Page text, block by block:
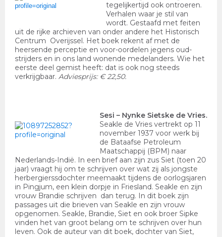
tegelijkertijd ook ontroeren.
Verhalen waar je stil van
wordt. Gestaafd met feiten
uit de rijke archieven van onder andere het Historisch
Centrum Overijssel. Het boek rekent af met de
heersende perceptie en voor-oordelen jegens oud-
strijders en in ons land wonende medelanders. Wie het
eerste deel gemist heeft: dat is ook nog steeds
verkrijgbaar. Adviesprijs: € 22,50.
Sesi – Nynke Sietske de Vries.
Seakle de Vries vertrekt op 11
november 1937 voor werk bij
de Bataafse Petroleum
Maatschappij (BPM) naar
Nederlands-Indië. In een brief aan zijn zus Siet (toen 20
jaar) vraagt hij om te schrijven over wat zij als jongste
herbergierssdochter meemaakt tijdens de oorlogsjaren
in Pingjum, een klein dorpje in Friesland. Seakle en zijn
vrouw Brandie schrijven dan terug. In dit boek zijn
passages uit die brieven van Seakle en zijn vrouw
opgenomen. Seakle, Brandie, Siet en ook broer Sipke
vinden het van groot belang om te schrijven over hun
leven. Ook de auteur van dit boek, dochter van Siet,